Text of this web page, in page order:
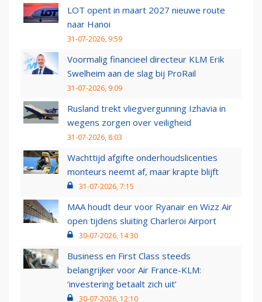
LOT opent in maart 2027 nieuwe route
naar Hanoi
31-07-2026, 9:59
Voormalig financieel directeur KLM Erik
Swelheim aan de slag bij ProRail
31-07-2026, 9:09
Rusland trekt vliegvergunning Izhavia in
wegens zorgen over veiligheid
31-07-2026, 8:03
Wachttijd afgifte onderhoudslicenties
monteurs neemt af, maar krapte blijft
31-07-2026, 7:15
MAA houdt deur voor Ryanair en Wizz Air
open tijdens sluiting Charleroi Airport
30-07-2026, 14:30
Business en First Class steeds
belangrijker voor Air France-KLM:
‘investering betaalt zich uit’
30-07-2026, 12:10